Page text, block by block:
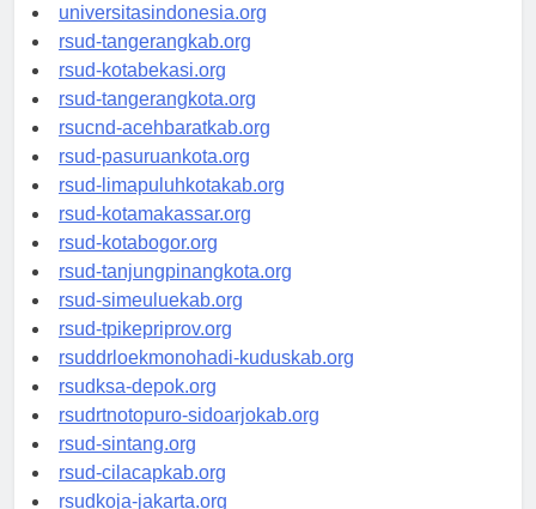
universitassamarinda.id
universitasindonesia.org
rsud-tangerangkab.org
rsud-kotabekasi.org
rsud-tangerangkota.org
rsucnd-acehbaratkab.org
rsud-pasuruankota.org
rsud-limapuluhkotakab.org
rsud-kotamakassar.org
rsud-kotabogor.org
rsud-tanjungpinangkota.org
rsud-simeuluekab.org
rsud-tpikepriprov.org
rsuddrloekmonohadi-kuduskab.org
rsudksa-depok.org
rsudrtnotopuro-sidoarjokab.org
rsud-sintang.org
rsud-cilacapkab.org